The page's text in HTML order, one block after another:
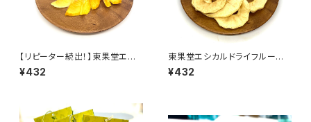
【リピーター続出！】東果堂エシ
カルドライフルーツ マンゴー
¥432
東果堂エシカルドライフルー
ツ ふじ
¥432